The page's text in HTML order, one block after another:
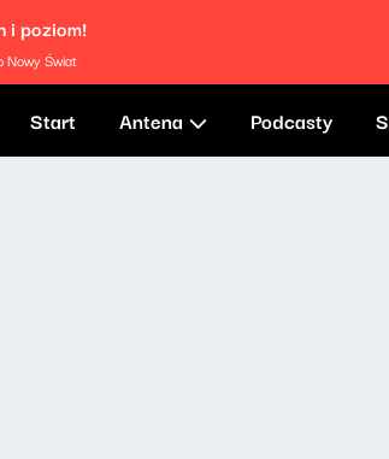
i poziom!
Nowy Świat
Start Antena Podcasty